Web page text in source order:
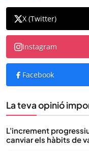
X (Twitter)
Instagram
Facebook
La teva opinió
L'increment
canviar els hàbits de